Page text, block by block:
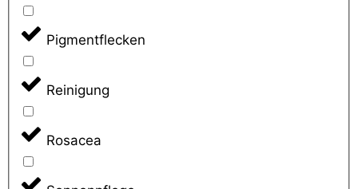
Pigmentflecken
Reinigung
Rosacea